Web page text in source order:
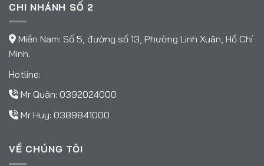
CHI NHÁNH SỐ 2
Miền Nam: Số 5, đường số 13, Phường Linh Xuân, Hồ Chí
Minh.
Hotline:
Mr Quân: 0392024000
Mr Huy: 0389841000
VỀ CHÚNG TÔI